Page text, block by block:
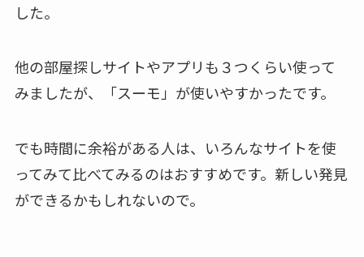
した。
他の部屋探しサイトやアプリも３つくらい使って
みましたが、「スーモ」が使いやすかったです。
でも時間に余裕がある人は、いろんなサイトを使
ってみて比べてみるのはおすすめです。新しい発見
ができるかもしれないので。